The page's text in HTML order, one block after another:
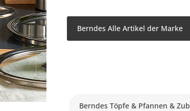
Berndes Alle Artikel der Marke
Berndes Töpfe & Pfannen &